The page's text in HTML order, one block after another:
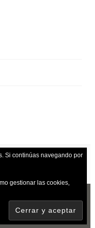
Si continúas navegando por
gestionar las cookies,
| TEMA: DARA
.